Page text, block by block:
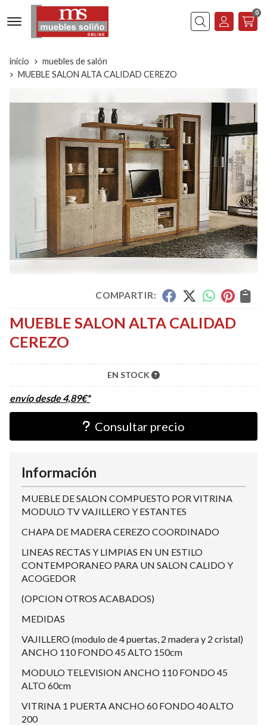
Buscar
0
inicio
muebles de salón
MUEBLE SALON ALTA CALIDAD CEREZO
COMPARTIR:
MUEBLE SALON ALTA CALIDAD
CEREZO
EN STOCK
envío desde4,89€*
Consultar precio
Información
MUEBLE DE SALON COMPUESTO POR VITRINA
MODULO TV VAJILLERO Y ESTANTES
CHAPA DE MADERA CEREZO COORDINADO
LINEAS RECTAS Y LIMPIAS EN UN ESTILO
CONTEMPORANEO PARA UN SALON CALIDO Y
ACOGEDOR
(OPCION OTROS ACABADOS)
MEDIDAS
VAJILLERO (modulo de 4 puertas, 2 madera y 2 cristal)
ANCHO 110 FONDO 45 ALTO 150cm
MODULO TELEVISION ANCHO 110 FONDO 45
ALTO 60cm
VITRINA 1 PUERTA ANCHO 60 FONDO 40 ALTO
200